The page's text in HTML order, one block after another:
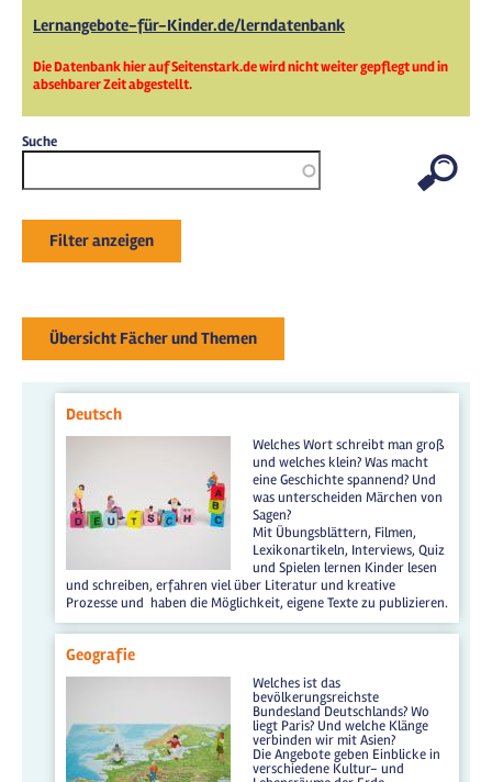
Lernangebote-für-Kinder.de/lerndatenbank
Die Datenbank hier auf Seitenstark.de wird nicht weiter gepflegt und in
absehbarer Zeit abgestellt.
Suche
Filter anzeigen
Übersicht Fächer und Themen
Deutsch
Welches Wort schreibt man groß
und welches klein? Was macht
eine Geschichte spannend? Und
was unterscheiden Märchen von
Sagen?
Mit Übungsblättern, Filmen,
Lexikonartikeln, Interviews, Quiz
und Spielen lernen Kinder lesen
und schreiben, erfahren viel über Literatur und kreative
Prozesse und haben die Möglichkeit, eigene Texte zu publizieren.
Geografie
Welches ist das
bevölkerungsreichste
Bundesland Deutschlands? Wo
liegt Paris? Und welche Klänge
verbinden wir mit Asien?
Die Angebote geben Einblicke in
verschiedene Kultur- und